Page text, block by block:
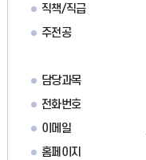
직책/직급
주전공
담당과목
전화번호
이메일
홈페이지